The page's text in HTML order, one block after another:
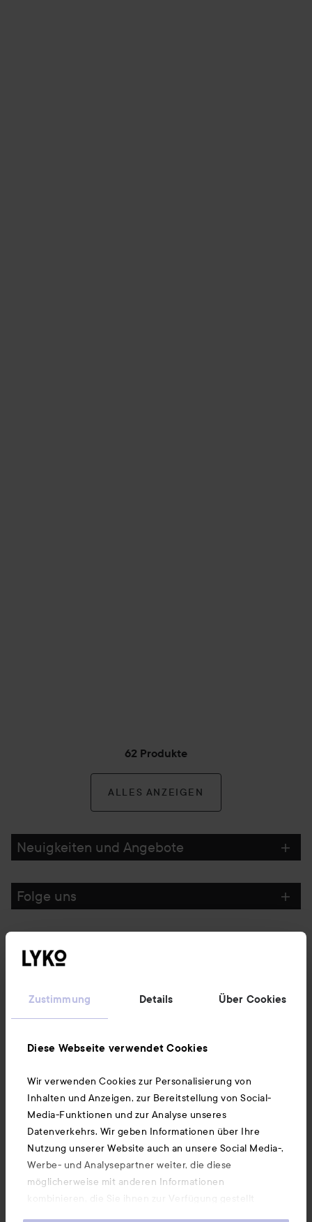
Zustimmung Details Über Cookies
Diese Webseite verwendet Cookies
Wir verwenden Cookies zur Personalisierung von
Inhalten und Anzeigen, zur Bereitstellung von Social-
Media-Funktionen und zur Analyse unseres
Datenverkehrs. Wir geben Informationen über Ihre
Nutzung unserer Website auch an unsere Social Media-,
Werbe- und Analysepartner weiter, die diese
möglicherweise mit anderen Informationen
kombinieren, die Sie ihnen zur Verfügung gestellt
62 Produkte
ALLES ANZEIGEN
Neuigkeiten und Angebote
Folge uns
Informationen
Ebenfalls interessant
Unsere App herunterladen